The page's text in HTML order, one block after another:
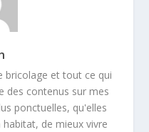
bricolage et tout ce qui
des contenus sur mes
ponctuelles, qu'elles
de mieux vivre